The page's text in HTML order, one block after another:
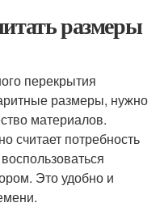
размеры
перекрытия
размеры, нужно
материалов.
считает потребность
Это удобно и